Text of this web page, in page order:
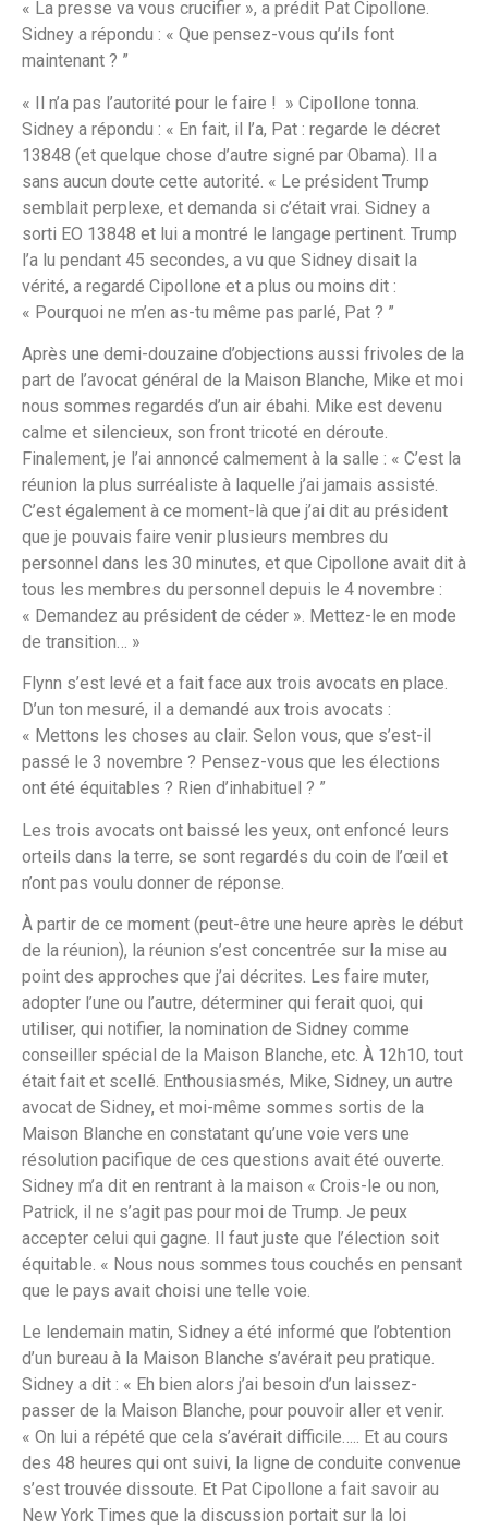
« La presse va vous crucifier », a prédit Pat Cipollone.
Sidney a répondu : « Que pensez-vous qu’ils font
maintenant ? ”
« Il n’a pas l’autorité pour le faire ! » Cipollone tonna.
Sidney a répondu : « En fait, il l’a, Pat : regarde le décret
13848 (et quelque chose d’autre signé par Obama). Il a
sans aucun doute cette autorité. « Le président Trump
semblait perplexe, et demanda si c’était vrai. Sidney a
sorti EO 13848 et lui a montré le langage pertinent. Trump
l’a lu pendant 45 secondes, a vu que Sidney disait la
vérité, a regardé Cipollone et a plus ou moins dit :
« Pourquoi ne m’en as-tu même pas parlé, Pat ? ”
Après une demi-douzaine d’objections aussi frivoles de la
part de l’avocat général de la Maison Blanche, Mike et moi
nous sommes regardés d’un air ébahi. Mike est devenu
calme et silencieux, son front tricoté en déroute.
Finalement, je l’ai annoncé calmement à la salle : « C’est la
réunion la plus surréaliste à laquelle j’ai jamais assisté.
C’est également à ce moment-là que j’ai dit au président
que je pouvais faire venir plusieurs membres du
personnel dans les 30 minutes, et que Cipollone avait dit à
tous les membres du personnel depuis le 4 novembre :
« Demandez au président de céder ». Mettez-le en mode
de transition… »
Flynn s’est levé et a fait face aux trois avocats en place.
D’un ton mesuré, il a demandé aux trois avocats :
« Mettons les choses au clair. Selon vous, que s’est-il
passé le 3 novembre ? Pensez-vous que les élections
ont été équitables ? Rien d’inhabituel ? ”
Les trois avocats ont baissé les yeux, ont enfoncé leurs
orteils dans la terre, se sont regardés du coin de l’œil et
n’ont pas voulu donner de réponse.
À partir de ce moment (peut-être une heure après le début
de la réunion), la réunion s’est concentrée sur la mise au
point des approches que j’ai décrites. Les faire muter,
adopter l’une ou l’autre, déterminer qui ferait quoi, qui
utiliser, qui notifier, la nomination de Sidney comme
conseiller spécial de la Maison Blanche, etc. À 12h10, tout
était fait et scellé. Enthousiasmés, Mike, Sidney, un autre
avocat de Sidney, et moi-même sommes sortis de la
Maison Blanche en constatant qu’une voie vers une
résolution pacifique de ces questions avait été ouverte.
Sidney m’a dit en rentrant à la maison « Crois-le ou non,
Patrick, il ne s’agit pas pour moi de Trump. Je peux
accepter celui qui gagne. Il faut juste que l’élection soit
équitable. « Nous nous sommes tous couchés en pensant
que le pays avait choisi une telle voie.
Le lendemain matin, Sidney a été informé que l’obtention
d’un bureau à la Maison Blanche s’avérait peu pratique.
Sidney a dit : « Eh bien alors j’ai besoin d’un laissez-
passer de la Maison Blanche, pour pouvoir aller et venir.
« On lui a répété que cela s’avérait difficile….. Et au cours
des 48 heures qui ont suivi, la ligne de conduite convenue
s’est trouvée dissoute. Et Pat Cipollone a fait savoir au
New York Times que la discussion portait sur la loi